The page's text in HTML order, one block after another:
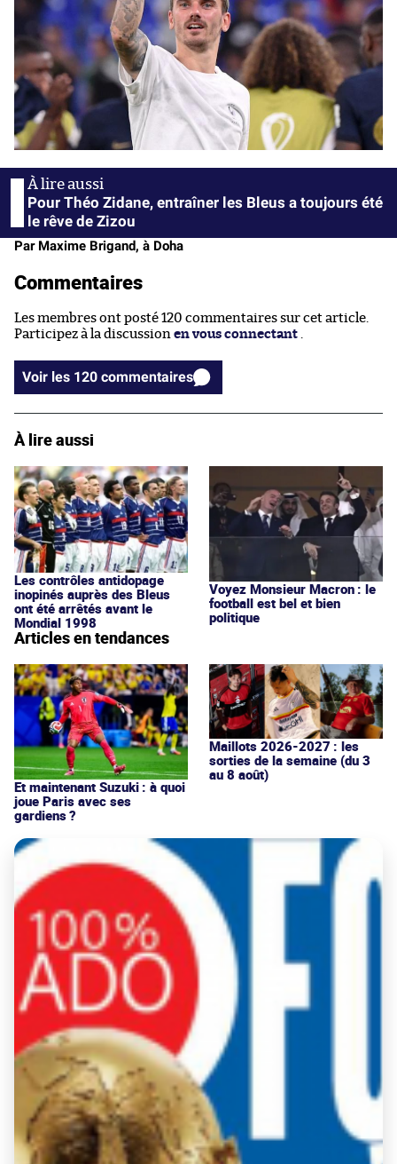
Pour Théo Zidane, entraîner les Bleus a toujours été
le rêve de Zizou
Par Maxime Brigand, à Doha
Commentaires
Les membres ont posté 120 commentaires sur cet article.
Participez à la discussion en vous connectant .
Voir les 120 commentaires
À lire aussi
Les contrôles antidopage
inopinés auprès des Bleus
ont été arrêtés avant le
Mondial 1998
Voyez Monsieur Macron : le
football est bel et bien
politique
Articles en tendances
Et maintenant Suzuki : à quoi
joue Paris avec ses
gardiens ?
Maillots 2026-2027 : les
sorties de la semaine (du 3
au 8 août)